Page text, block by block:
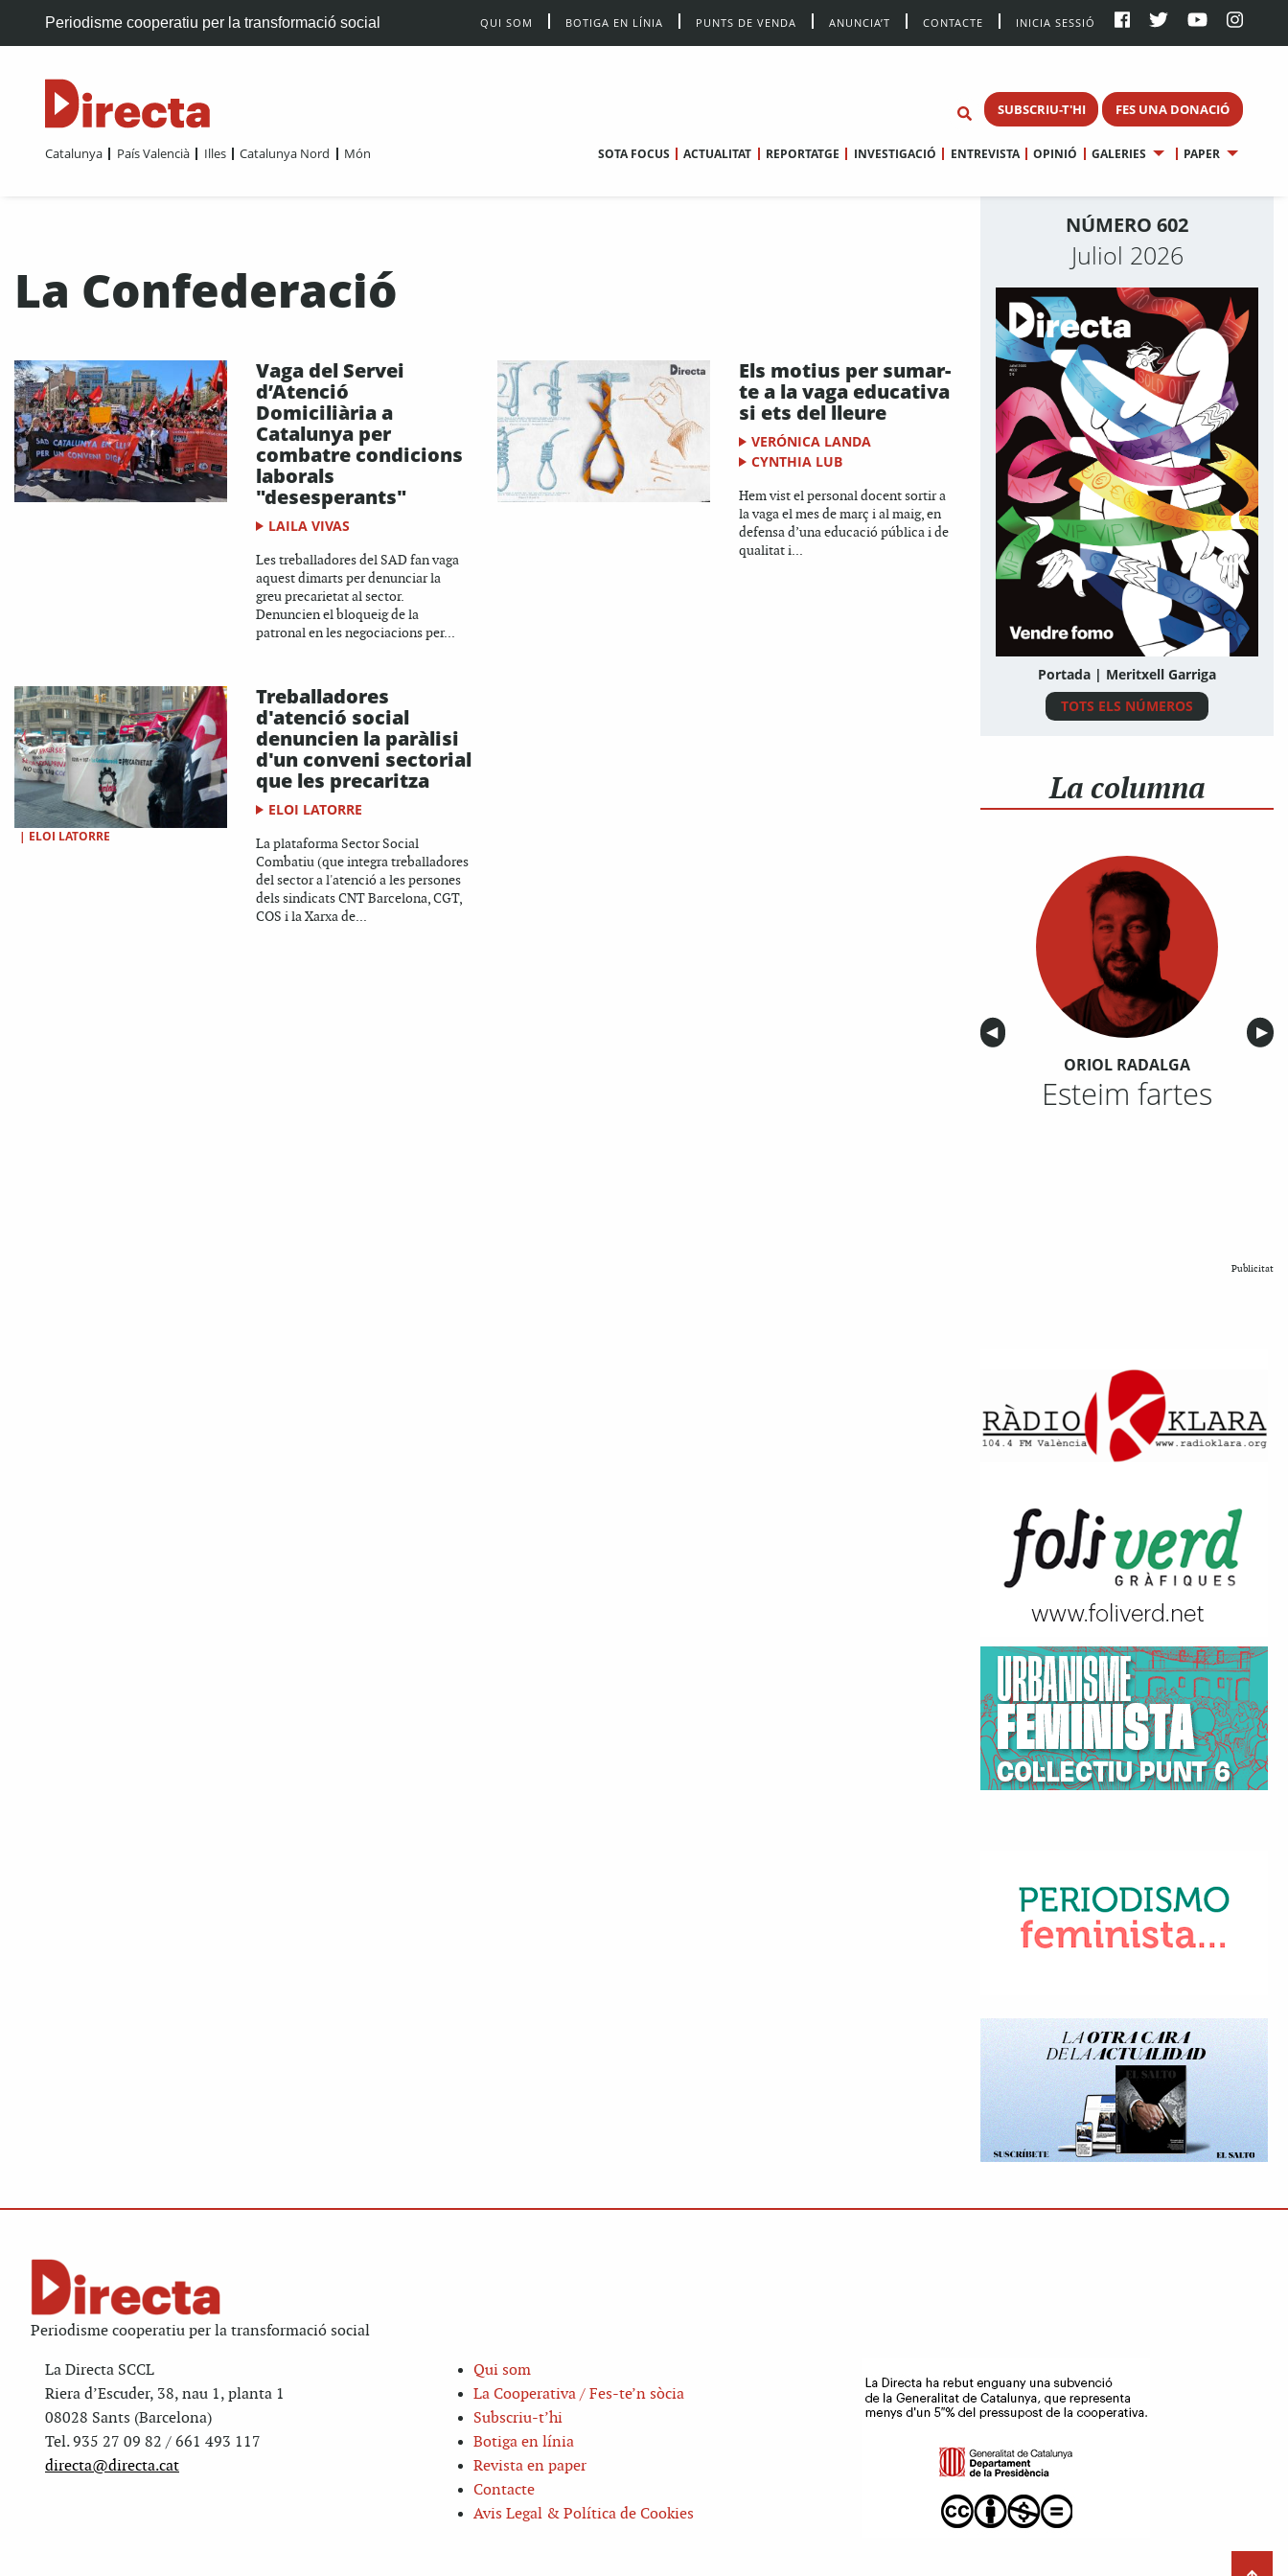
Periodisme cooperatiu per la transformació social QUI SOM BOTIGA EN LÍNIA PUNTS DE VENDA ANUNCIA’T CONTACTE INICIA SESSIÓ
SUBSCRIU-T'HI FES UNA DONACIÓ
Catalunya País Valencià Illes Catalunya Nord Món SOTA FOCUS ACTUALITAT REPORTATGE INVESTIGACIÓ ENTREVISTA OPINIÓ GALERIES PAPER
La Confederació
Vaga del Servei
d’Atenció
Domiciliària a
Catalunya per
combatre condicions
laborals
"desesperants"
LAILA VIVAS
Les treballadores del SAD fan vaga
aquest dimarts per denunciar la
greu precarietat al sector.
Denuncien el bloqueig de la
patronal en les negociacions per...
Els motius per sumar-
te a la vaga educativa
si ets del lleure
VERÓNICA LANDA
CYNTHIA LUB
Hem vist el personal docent sortir a
la vaga el mes de març i al maig, en
defensa d’una educació pública i de
qualitat i...
| ELOI LATORRE
Treballadores
d'atenció social
denuncien la paràlisi
d'un conveni sectorial
que les precaritza
ELOI LATORRE
La plataforma Sector Social
Combatiu (que integra treballadores
del sector a l'atenció a les persones
dels sindicats CNT Barcelona, CGT,
COS i la Xarxa de...
NÚMERO 602
Juliol 2026
Portada | Meritxell Garriga
TOTS ELS NÚMEROS
La columna
Anterior
◀︎ ▶︎
ORIOL RADALGA
Esteim fartes
Publicitat
Periodisme cooperatiu per la transformació social
La Directa SCCL
Riera d’Escuder, 38, nau 1, planta 1
08028 Sants (Barcelona)
Tel. 935 27 09 82 / 661 493 117
directa@directa.cat
Qui som
La Cooperativa / Fes-te’n sòcia
Subscriu-t’hi
Botiga en línia
Revista en paper
Contacte
Avis Legal & Política de Cookies